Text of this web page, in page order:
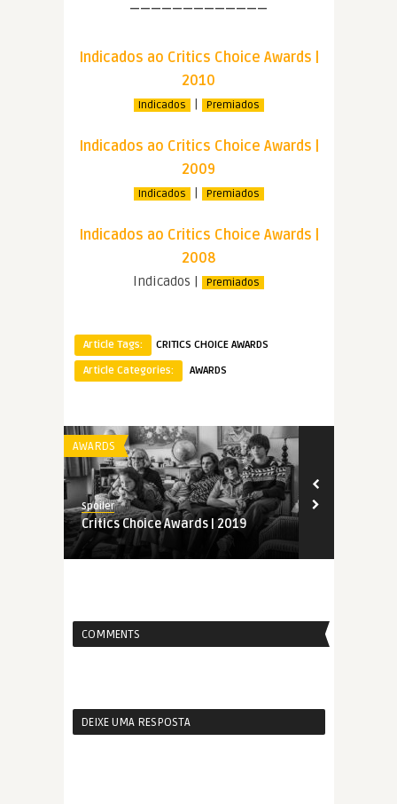
—————————————
Indicados ao Critics Choice Awards |
2010
Indicados | Premiados
Indicados ao Critics Choice Awards |
2009
Indicados | Premiados
Indicados ao Critics Choice Awards |
2008
Indicados | Premiados
Article Tags:
CRITICS CHOICE AWARDS
Article Categories:
AWARDS
AWARDS
Spoiler
Critics Choice Awards | 2019
COMMENTS
DEIXE UMA RESPOSTA